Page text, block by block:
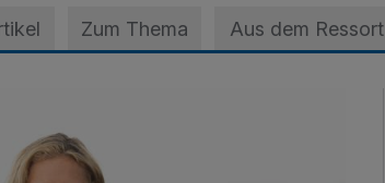
Zum Thema Aus dem Ressort